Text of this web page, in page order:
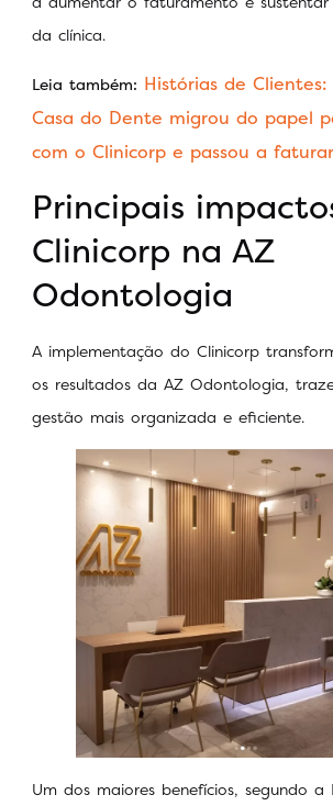
da clínica.
Leia também: Histórias de
Casa do Dente migrou do papel
com o Clinicorp e passou a
Principais
Clinicorp na AZ
Odontologia
A implementação do Clinicorp
os resultados da AZ Odontologia,
gestão mais organizada e eficiente.
Um dos maiores benefícios, segundo a